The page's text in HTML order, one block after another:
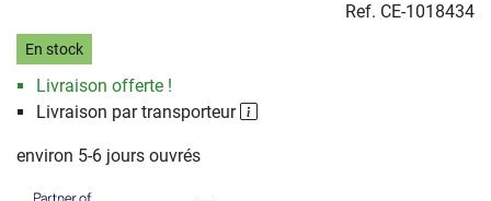
Ref. CE-1018434
En stock
Livraison offerte !
Livraison par transporteur
environ 5-6 jours ouvrés